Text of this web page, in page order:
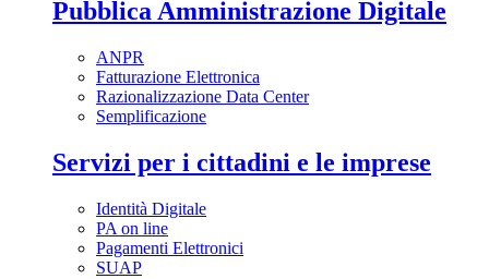
Pubblica Amministrazione Digitale
ANPR
Fatturazione Elettronica
Razionalizzazione Data Center
Semplificazione
Servizi per i cittadini e le imprese
Identità Digitale
PA on line
Pagamenti Elettronici
SUAP